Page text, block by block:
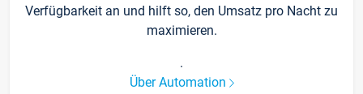
Verfügbarkeit an und hilft so, den Umsatz pro Nacht zu
maximieren.
.
Über Automation